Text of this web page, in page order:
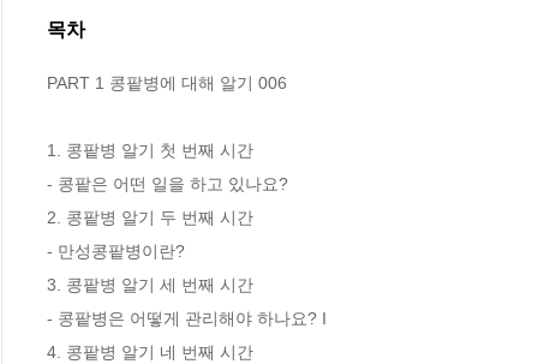
목차
PART 1 콩팥병에 대해 알기 006
1. 콩팥병 알기 첫 번째 시간
- 콩팥은 어떤 일을 하고 있나요?
2. 콩팥병 알기 두 번째 시간
- 만성콩팥병이란?
3. 콩팥병 알기 세 번째 시간
- 콩팥병은 어떻게 관리해야 하나요? I
4. 콩팥병 알기 네 번째 시간